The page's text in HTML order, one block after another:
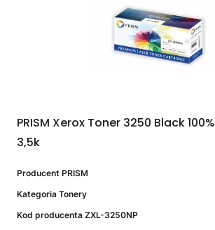
PRISM Xerox Toner 3250 Black 100%
3,5k
Producent PRISM
Kategoria Tonery
Kod producenta ZXL-3250NP